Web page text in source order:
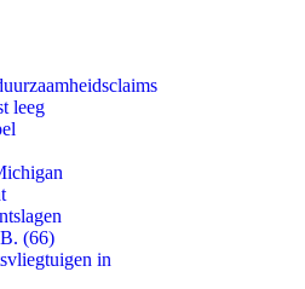
leeg
(66)
in